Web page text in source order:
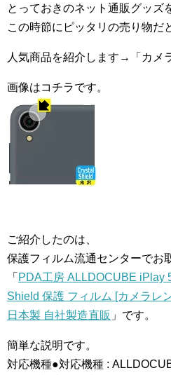
とっておきのネット通販グッズ
この時節にピッタリの売り物だ
人気商品を紹介します→「カメ
画像はコチラです。
ご紹介したのは、
保護フィルム流通センターでお
「 PDA工房 ALLDOCUBE iPlay
Shield 保護 フィルム [カメラレ
日本製 自社製造直販 」です。
簡単な説明です。
対応機種●対応機種 :